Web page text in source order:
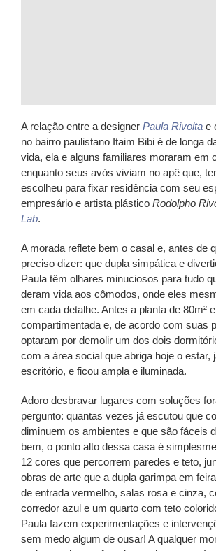
A relação entre a designer Paula Rivolta e
no bairro paulistano Itaim Bibi é de longa
vida, ela e alguns familiares moraram em
enquanto seus avós viviam no apê que,
escolheu para fixar residência com seu
empresário e artista plástico Rodolpho
Lab.
A morada reflete bem o casal e, antes de
preciso dizer: que dupla simpática e
Paula têm olhares minuciosos para tudo
deram vida aos cômodos, onde eles
em cada detalhe. Antes a planta de 80m²
compartimentada e, de acordo com suas
optaram por demolir um dos dois
com a área social que abriga hoje o estar,
escritório, e ficou ampla e iluminada.
Adoro desbravar lugares com soluções
pergunto: quantas vezes já escutou que
diminuem os ambientes e que são fáceis
bem, o ponto alto dessa casa é
12 cores que percorrem paredes e teto,
obras de arte que a dupla garimpa em
de entrada vermelho, salas rosa e cinza,
corredor azul e um quarto com teto
Paula fazem experimentações e
sem medo algum de ousar! A qualquer